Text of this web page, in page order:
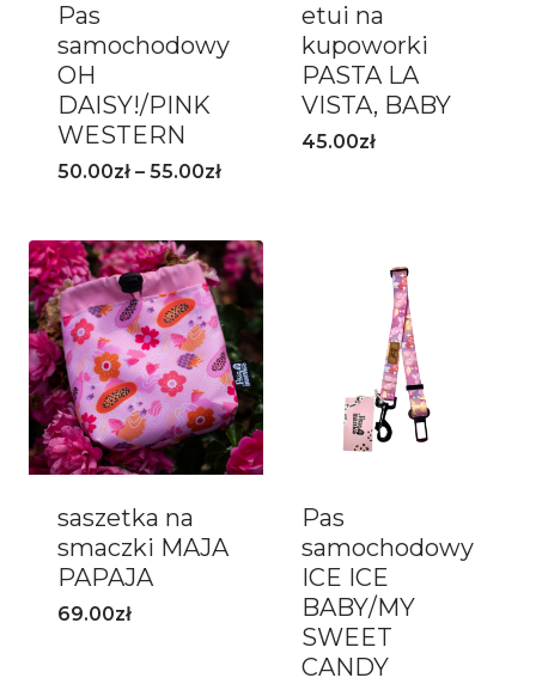
Pas
samochodowy
OH
DAISY!/PINK
WESTERN
50.00zł – 55.00zł
etui na
kupoworki
PASTA LA
VISTA, BABY
45.00zł
saszetka na
smaczki MAJA
PAPAJA
69.00zł
Pas
samochodowy
ICE ICE
BABY/MY
SWEET
CANDY